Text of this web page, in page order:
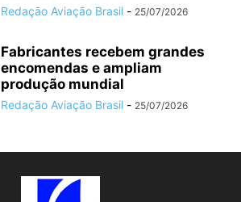
Redação Aviação Brasil - 25/07/2026
Fabricantes recebem grandes
encomendas e ampliam
produção mundial
Redação Aviação Brasil - 25/07/2026